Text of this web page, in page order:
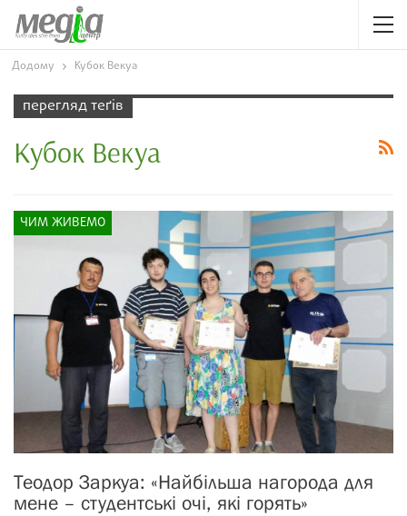
Додому Кубок Векуа
перегляд теґів
Кубок Векуа
ЧИМ ЖИВЕМО
Теодор Заркуа: «Найбільша нагорода для
мене – студентські очі, які горять»